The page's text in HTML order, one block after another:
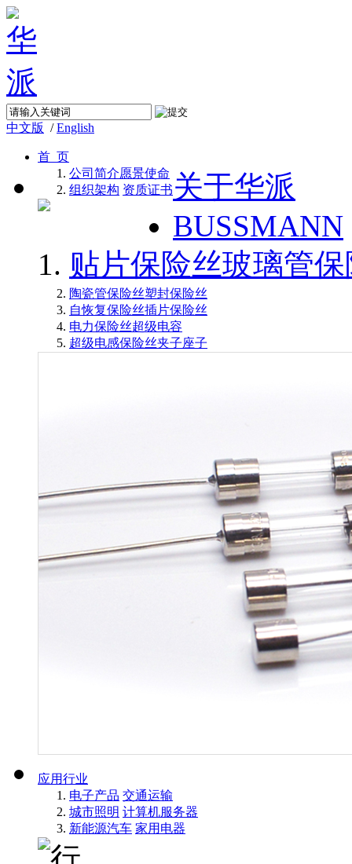
中文版 /English
首 页
关于华派
公司简介愿景使命
组织架构 资质证书
BUSSMANN
贴片保险丝玻璃管
陶瓷管保险丝塑封保险丝
自恢复保险丝插片保险丝
电力保险丝超级电容
超级电感保险丝夹子座子
应用行业
电子产品 交通运输
城市照明 计算机服务器
新能源汽车 家用电器